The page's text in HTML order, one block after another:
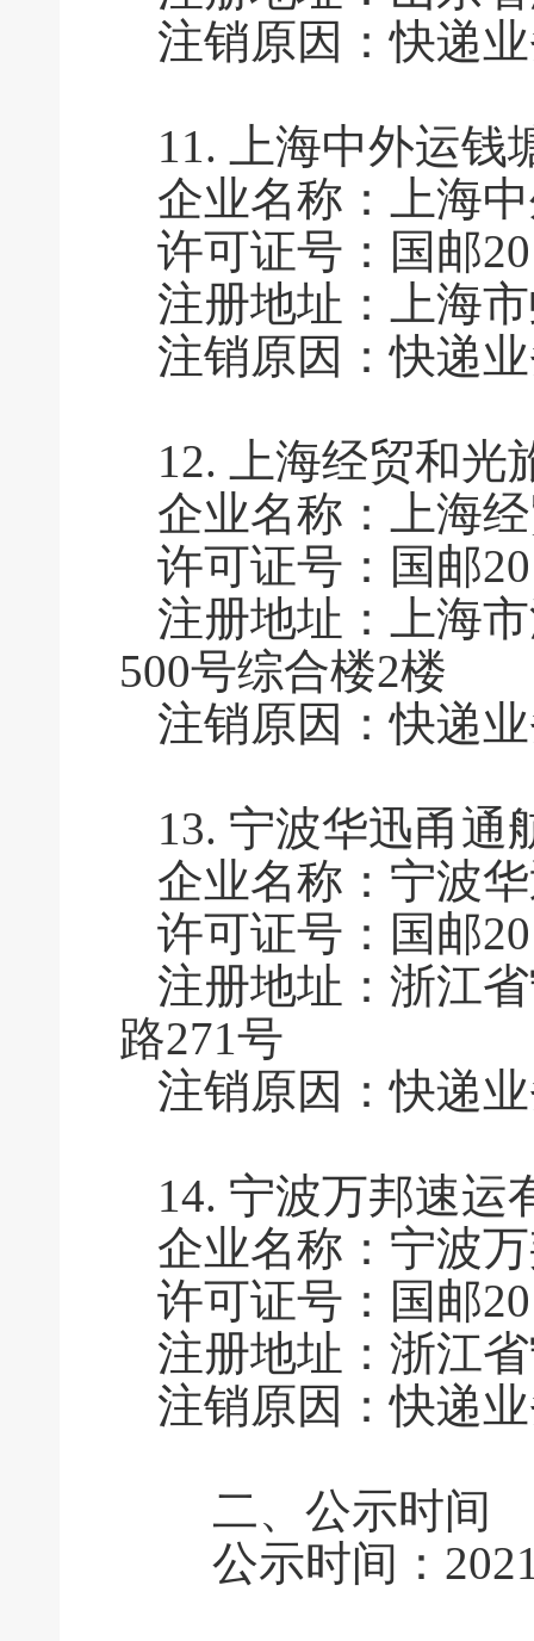
注销原因：快递
11.
上海中外运钱
企业名称：上海
许可证号：国邮
注册地址：上海
注销原因：快递
12.
上海经贸和
企业名称：上海
许可证号：国邮
注册地址：上海
500号综合楼2楼
注销原因：快递
13. 宁波华迅甬通
企业名称：宁波
许可证号：国邮
注册地址：浙江
路271号
注销原因：快递
14. 宁波万邦速运
企业名称：宁波
许可证号：国邮
注册地址：浙江
注销原因：快递
二、公示时间
公示时间：2021